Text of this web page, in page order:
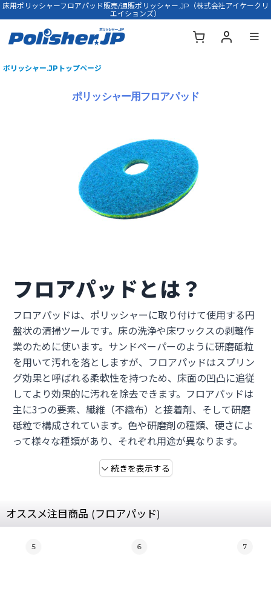
床用ポリッシャーフロアパッド販売/通販ポリッシャー.JP（株式会社アイケークリ
エイションズ）
ポリッシャー.JPトップページ
ポリッシャー用フロアパッド
フロアパッドとは？
フロアパッドは、ポリッシャーに取り付けて使用する円
盤状の清掃ツールです。床の洗浄や床ワックスの剥離作
業のために使います。サンドペーパーのように研磨砥粒
を用いて汚れを落としますが、フロアパッドはスプリン
グ効果と呼ばれる柔軟性を持つため、床面の凹凸に追従
してより効果的に汚れを除去できます。フロアパッドは
主に3つの要素、繊維（不織布）と接着剤、そして研磨
砥粒で構成されています。色や研磨剤の種類、硬さによ
って様々な種類があり、それぞれ用途が異なります。
続きを表示する
オススメ注目商品 (フロアパッド)